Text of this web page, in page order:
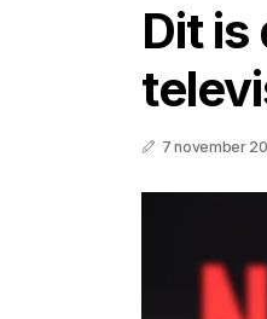
Dit
7 november